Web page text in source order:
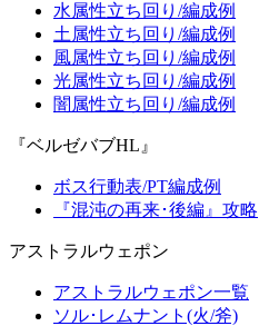
水属性立ち回り/編成例
土属性立ち回り/編成例
風属性立ち回り/編成例
光属性立ち回り/編成例
闇属性立ち回り/編成例
『ベルゼバブHL』
ボス行動表/PT編成例
『混沌の再来･後編』攻略
アストラルウェポン
アストラルウェポン一覧
ソル･レムナント(火/斧)